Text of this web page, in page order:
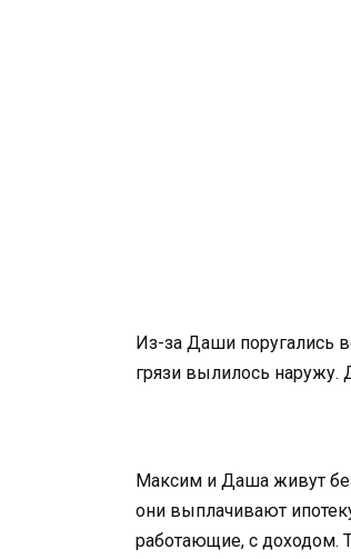
Из-за Даши поругались
грязи вылилось
Максим и Даша живут
они выплачивают
работающие, с доходом.